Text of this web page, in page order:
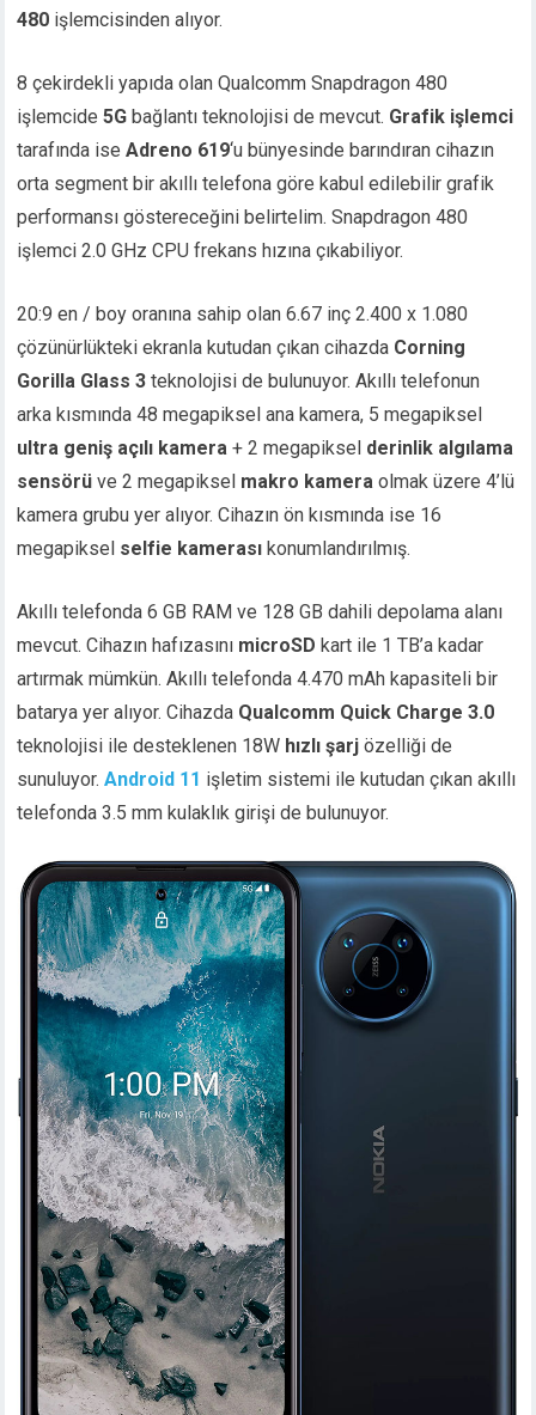
480 işlemcisinden alıyor.
8 çekirdekli yapıda olan Qualcomm Snapdragon 480
işlemcide5G bağlantı teknolojisi de mevcut. Grafik işlemci
tarafında iseAdreno 619‘u bünyesinde barındıran cihazın
orta segment bir akıllı telefona göre kabul edilebilir grafik
performansı göstereceğini belirtelim. Snapdragon 480
işlemci 2.0 GHz CPU frekans hızına çıkabiliyor.
20:9 en / boy oranına sahip olan 6.67 inç 2.400 x 1.080
çözünürlükteki ekranla kutudan çıkan cihazda Corning
Gorilla Glass 3 teknolojisi de bulunuyor. Akıllı telefonun
arka kısmında 48 megapiksel ana kamera, 5 megapiksel
ultra geniş açılı kamera + 2 megapiksel derinlik algılama
sensörü ve 2 megapiksel makro kamera olmak üzere 4’lü
kamera grubu yer alıyor. Cihazın ön kısmında ise 16
megapiksel selfie kamerası konumlandırılmış.
Akıllı telefonda 6 GB RAM ve 128 GB dahili depolama alanı
mevcut. Cihazın hafızasını microSD kart ile 1 TB’a kadar
artırmak mümkün. Akıllı telefonda 4.470 mAh kapasiteli bir
batarya yer alıyor. Cihazda Qualcomm Quick Charge 3.0
teknolojisi ile desteklenen 18W hızlı şarj özelliği de
sunuluyor.Android 11 işletim sistemi ile kutudan çıkan akıllı
telefonda 3.5 mm kulaklık girişi de bulunuyor.